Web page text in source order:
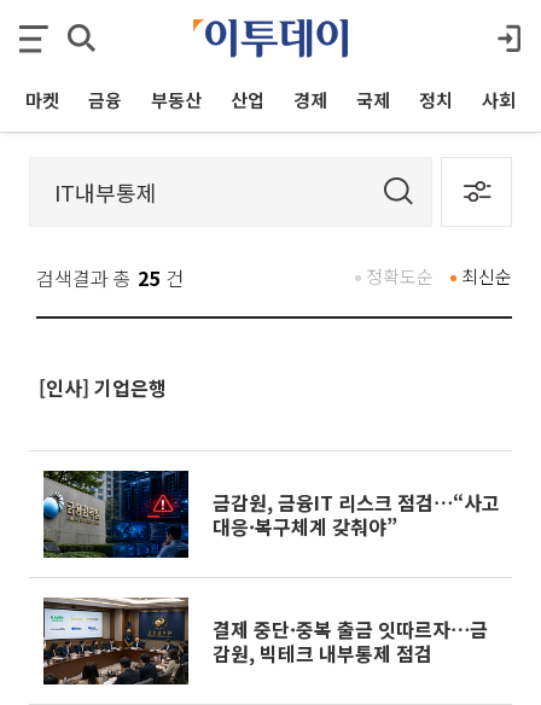
마켓 금융 부동산 산업 경제 국제 정치 사회
검색결과 총 25 건 최신순
정확도순
[인사] 기업은행
금감원, 금융IT 리스크 점검⋯“사고
대응·복구체계 갖춰야”
결제 중단·중복 출금 잇따르자⋯금
감원, 빅테크 내부통제 점검